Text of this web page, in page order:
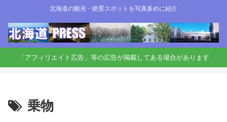
北海道の観光・絶景スポットを写真多めに紹介
「アフィリエイト広告」等の広告が掲載してある場合があります
乗物